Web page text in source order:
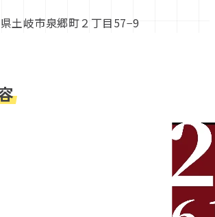
土岐市泉郷町２丁目57−9